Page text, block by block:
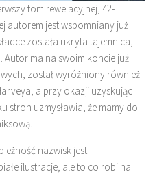
tom rewelacyjnej, 42-
autorem jest wspomniany już
została ukryta tajemnica,
Autor ma na swoim koncie już
został wyróżniony również i
a przy okazji uzyskując
stron uzmysławia, że mamy do
nazwisk jest
ilustracje, ale to co robi na